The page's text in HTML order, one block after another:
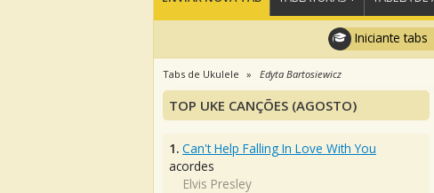
Iniciante tabs
Tabs de Ukulele Edyta Bartosiewicz
TOP UKE CANÇÕES (AGOSTO)
1. Can't Help Falling In Love With You
acordes
Elvis Presley